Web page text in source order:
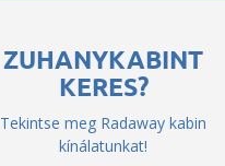
ZUHANYKABINT
KERES?
Tekintse meg Radaway kabin
kínálatunkat!